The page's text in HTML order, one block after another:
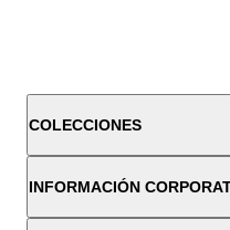
COLECCIONES
INFORMACIÓN